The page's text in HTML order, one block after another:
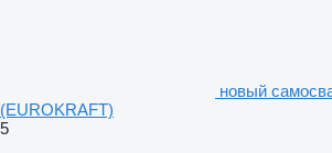
новый
(EUROKRAFT)
5